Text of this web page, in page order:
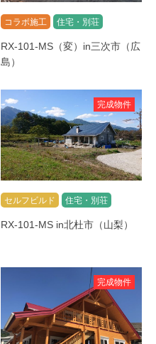
コラボ施工 住宅・別荘
RX-101-MS（変）in三次市（広
島）
完成物件
セルフビルド 住宅・別荘
RX-101-MS in北杜市（山梨）
完成物件